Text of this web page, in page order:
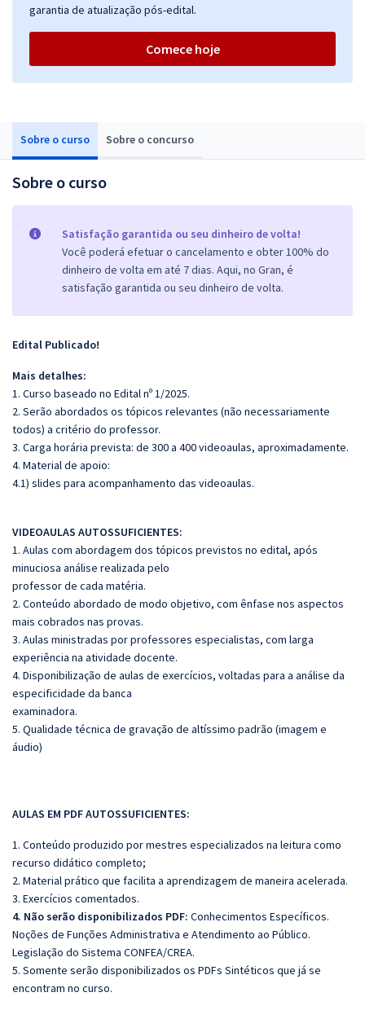
Sobre o curso Sobre o concurso
Sobre o curso
Satisfação garantida ou seu dinheiro de volta!
Você poderá efetuar o cancelamento e obter 100% do
dinheiro de volta em até 7 dias. Aqui, no Gran, é
satisfação garantida ou seu dinheiro de volta.
Edital Publicado!
Mais detalhes:
1. Curso baseado no Edital nº 1/2025.
2. Serão abordados os tópicos relevantes (não necessariamente
todos) a critério do professor.
3. Carga horária prevista: de 300 a 400 videoaulas, aproximadamente.
4. Material de apoio:
4.1) slides para acompanhamento das videoaulas.
VIDEOAULAS AUTOSSUFICIENTES:
1. Aulas com abordagem dos tópicos previstos no edital, após
minuciosa análise realizada pelo
professor de cada matéria.
2. Conteúdo abordado de modo objetivo, com ênfase nos aspectos
mais cobrados nas provas.
3. Aulas ministradas por professores especialistas, com larga
experiência na atividade docente.
4. Disponibilização de aulas de exercícios, voltadas para a análise da
especificidade da banca
examinadora.
5. Qualidade técnica de gravação de altíssimo padrão (imagem e
áudio)
AULAS EM PDF AUTOSSUFICIENTES:
1. Conteúdo produzido por mestres especializados na leitura como
recurso didático completo;
2. Material prático que facilita a aprendizagem de maneira acelerada.
3. Exercícios comentados.
4. Não serão disponibilizados PDF: Conhecimentos Específicos.
Noções de Funções Administrativa e Atendimento ao Público.
Legislação do Sistema CONFEA/CREA.
5. Somente serão disponibilizados os PDFs Sintéticos que já se
encontram no curso.
garantia de atualização pós-edital.
Comece hoje